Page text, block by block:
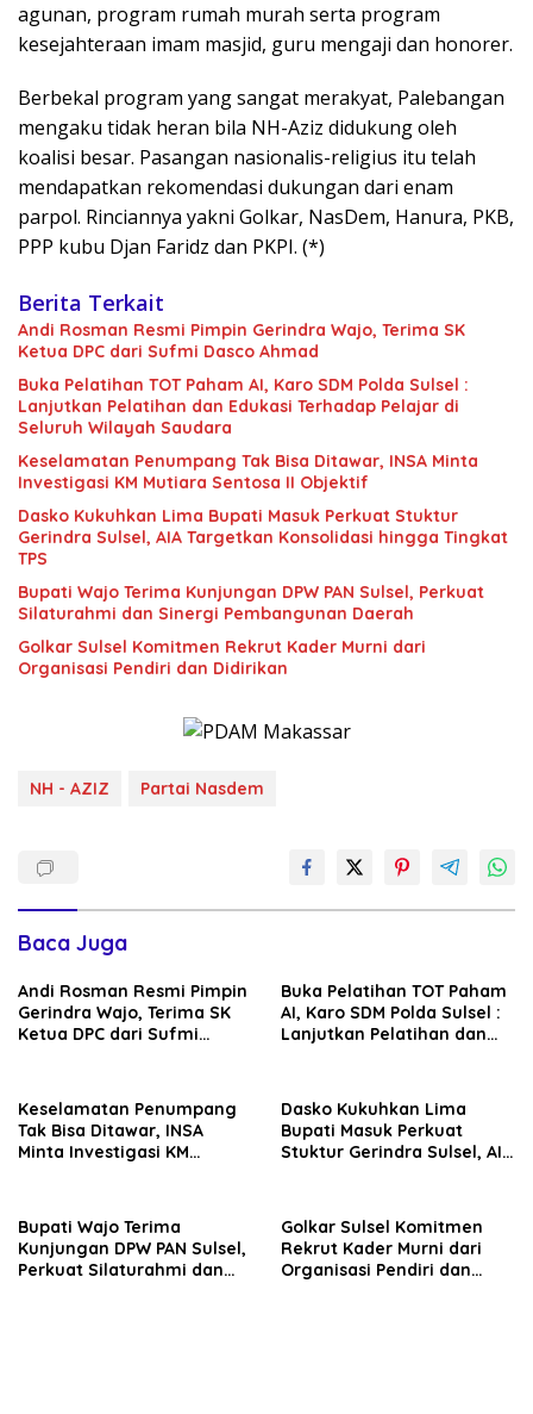
agunan, program rumah murah serta program
kesejahteraan imam masjid, guru mengaji dan honorer.
Berbekal program yang sangat merakyat, Palebangan
mengaku tidak heran bila NH-Aziz didukung oleh
koalisi besar. Pasangan nasionalis-religius itu telah
mendapatkan rekomendasi dukungan dari enam
parpol. Rinciannya yakni Golkar, NasDem, Hanura, PKB,
PPP kubu Djan Faridz dan PKPI. (*)
Berita Terkait
Andi Rosman Resmi Pimpin Gerindra Wajo, Terima SK
Ketua DPC dari Sufmi Dasco Ahmad
Buka Pelatihan TOT Paham AI, Karo SDM Polda Sulsel :
Lanjutkan Pelatihan dan Edukasi Terhadap Pelajar di
Seluruh Wilayah Saudara
Keselamatan Penumpang Tak Bisa Ditawar, INSA Minta
Investigasi KM Mutiara Sentosa II Objektif
Dasko Kukuhkan Lima Bupati Masuk Perkuat Stuktur
Gerindra Sulsel, AIA Targetkan Konsolidasi hingga Tingkat
TPS
Bupati Wajo Terima Kunjungan DPW PAN Sulsel, Perkuat
Silaturahmi dan Sinergi Pembangunan Daerah
Golkar Sulsel Komitmen Rekrut Kader Murni dari
Organisasi Pendiri dan Didirikan
NH - AZIZ Partai Nasdem
Baca Juga
Andi Rosman Resmi Pimpin
Gerindra Wajo, Terima SK
Ketua DPC dari Sufmi
Buka Pelatihan TOT Paham
AI, Karo SDM Polda Sulsel :
Lanjutkan Pelatihan dan
Keselamatan Penumpang
Tak Bisa Ditawar, INSA
Minta Investigasi KM
Dasko Kukuhkan Lima
Bupati Masuk Perkuat
Stuktur Gerindra Sulsel, AIA
Bupati Wajo Terima
Kunjungan DPW PAN Sulsel,
Perkuat Silaturahmi dan
Golkar Sulsel Komitmen
Rekrut Kader Murni dari
Organisasi Pendiri dan